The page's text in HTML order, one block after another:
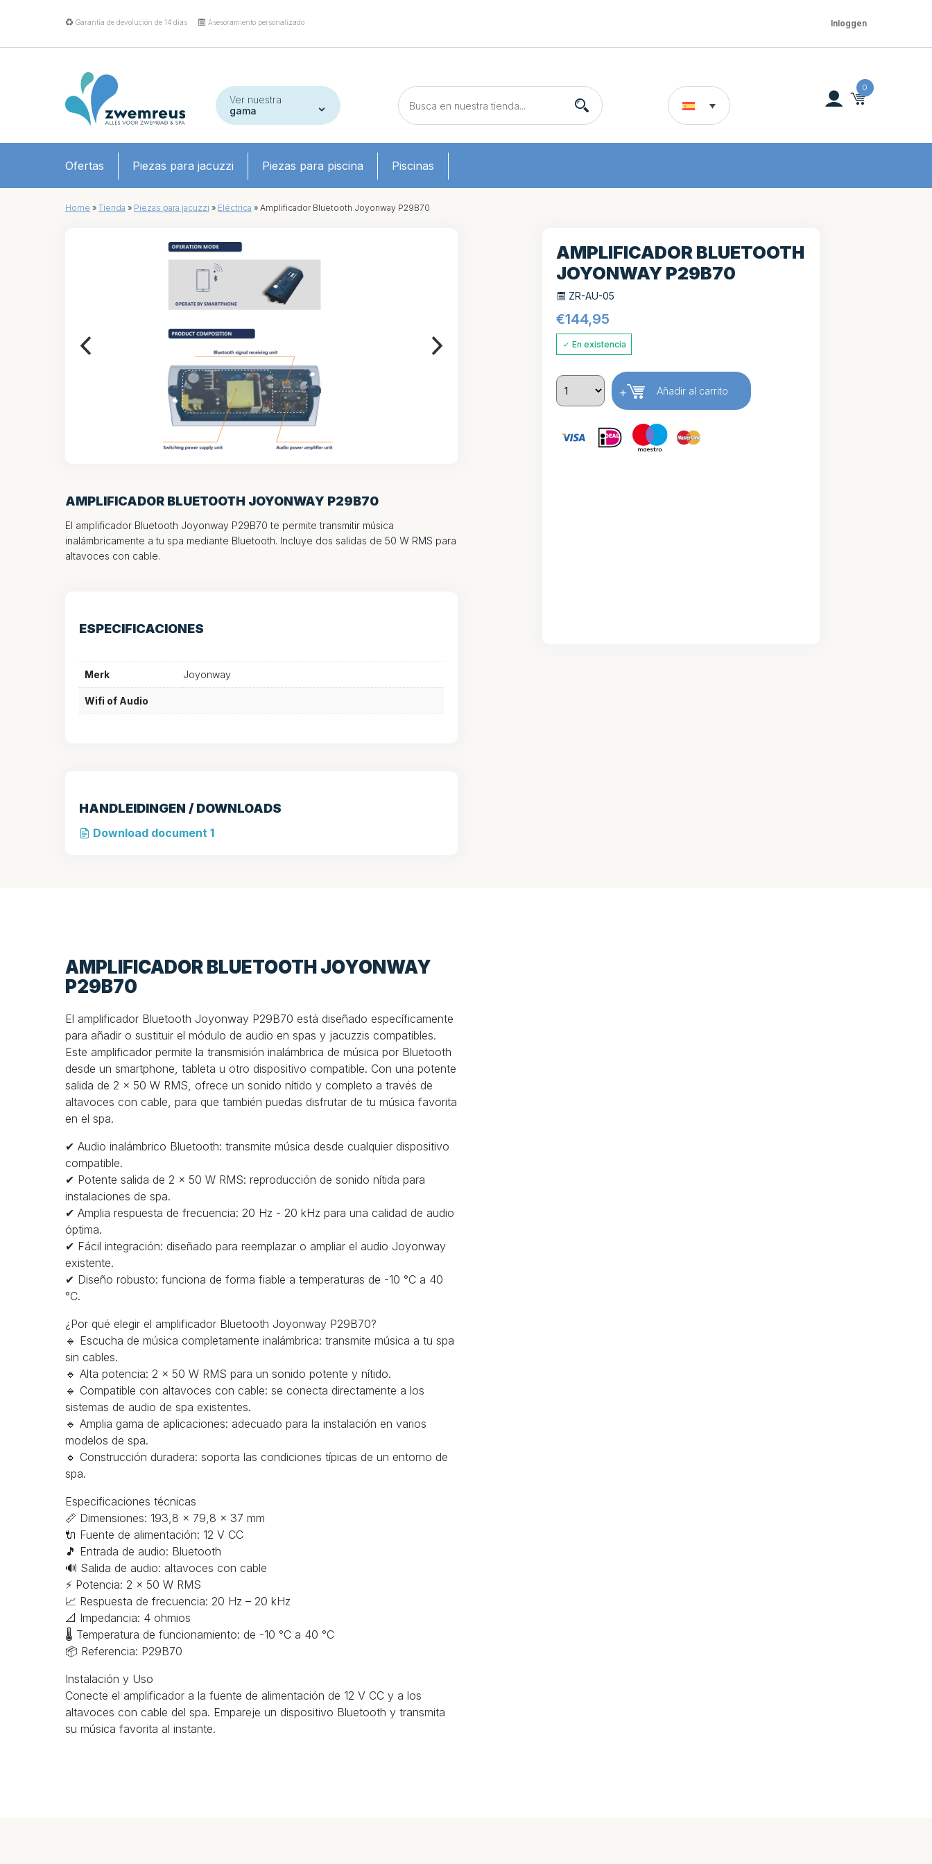
Garantía de devolución de 14 días Asesoramiento personalizado Inloggen
Ver nuestra
gama
0
Ofertas Piezas para jacuzzi Piezas para piscina Piscinas
Home » Tienda » Piezas para jacuzzi » Eléctrica » Amplificador Bluetooth Joyonway P29B70
AMPLIFICADOR BLUETOOTH JOYONWAY P29B70
El amplificador Bluetooth Joyonway P29B70 te permite transmitir música
inalámbricamente a tu spa mediante Bluetooth. Incluye dos salidas de 50 W RMS para
altavoces con cable.
ESPECIFICACIONES
Merk Joyonway
Wifi of Audio
HANDLEIDINGEN / DOWNLOADS
Download document 1
AMPLIFICADOR BLUETOOTH
JOYONWAY P29B70
ZR-AU-05
€144,95
En existencia
+ Añadir al carrito
AMPLIFICADOR BLUETOOTH JOYONWAY
P29B70
El amplificador Bluetooth Joyonway P29B70 está diseñado específicamente
para añadir o sustituir el módulo de audio en spas y jacuzzis compatibles.
Este amplificador permite la transmisión inalámbrica de música por Bluetooth
desde un smartphone, tableta u otro dispositivo compatible. Con una potente
salida de 2 x 50 W RMS, ofrece un sonido nítido y completo a través de
altavoces con cable, para que también puedas disfrutar de tu música favorita
en el spa.
✔ Audio inalámbrico Bluetooth: transmite música desde cualquier dispositivo
compatible.
✔ Potente salida de 2 x 50 W RMS: reproducción de sonido nítida para
instalaciones de spa.
✔ Amplia respuesta de frecuencia: 20 Hz - 20 kHz para una calidad de audio
óptima.
✔ Fácil integración: diseñado para reemplazar o ampliar el audio Joyonway
existente.
✔ Diseño robusto: funciona de forma fiable a temperaturas de -10 °C a 40
°C.
¿Por qué elegir el amplificador Bluetooth Joyonway P29B70?
🔹 Escucha de música completamente inalámbrica: transmite música a tu spa
sin cables.
🔹 Alta potencia: 2 x 50 W RMS para un sonido potente y nítido.
🔹 Compatible con altavoces con cable: se conecta directamente a los
sistemas de audio de spa existentes.
🔹 Amplia gama de aplicaciones: adecuado para la instalación en varios
modelos de spa.
🔹 Construcción duradera: soporta las condiciones típicas de un entorno de
spa.
Especificaciones técnicas
📏 Dimensiones: 193,8 × 79,8 × 37 mm
🔌 Fuente de alimentación: 12 V CC
🎵 Entrada de audio: Bluetooth
🔊 Salida de audio: altavoces con cable
⚡ Potencia: 2 × 50 W RMS
📈 Respuesta de frecuencia: 20 Hz – 20 kHz
📐 Impedancia: 4 ohmios
🌡 Temperatura de funcionamiento: de -10 °C a 40 °C
📦 Referencia: P29B70
Instalación y Uso
Conecte el amplificador a la fuente de alimentación de 12 V CC y a los
altavoces con cable del spa. Empareje un dispositivo Bluetooth y transmita
su música favorita al instante.